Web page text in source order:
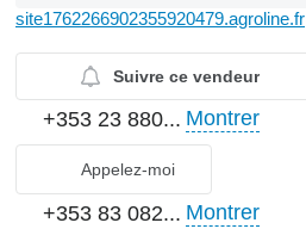
site1762266902355920479.agroline.fr
Suivre ce vendeur
+353 23 880... Montrer
Appelez-moi
+353 83 082... Montrer